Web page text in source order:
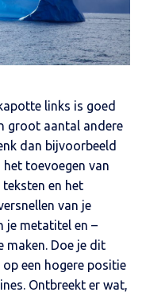
links is goed
groot aantal andere
dan bijvoorbeeld
het toevoegen van
teksten en het
van je
je metatitel en –
maken. Doe je dit
een hogere positie
Ontbreekt er wat,